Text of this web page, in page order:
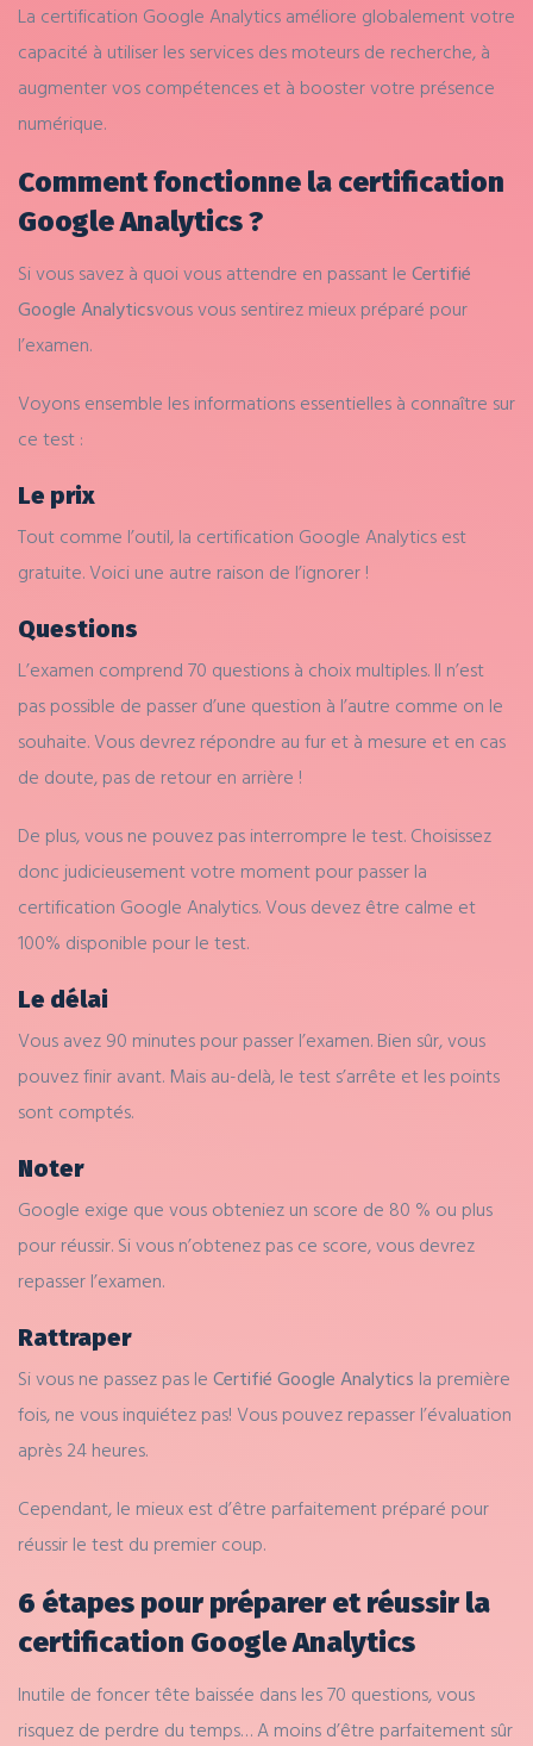
La certification Google Analytics améliore globalement votre
capacité à utiliser les services des moteurs de recherche, à
augmenter vos compétences et à booster votre présence
numérique.
Comment fonctionne la certification
Google Analytics ?
Si vous savez à quoi vous attendre en passant le Certifié
Google Analyticsvous vous sentirez mieux préparé pour
l’examen.
Voyons ensemble les informations essentielles à connaître sur
ce test :
Le prix
Tout comme l’outil, la certification Google Analytics est
gratuite. Voici une autre raison de l’ignorer !
Questions
L’examen comprend 70 questions à choix multiples. Il n’est
pas possible de passer d’une question à l’autre comme on le
souhaite. Vous devrez répondre au fur et à mesure et en cas
de doute, pas de retour en arrière !
De plus, vous ne pouvez pas interrompre le test. Choisissez
donc judicieusement votre moment pour passer la
certification Google Analytics. Vous devez être calme et
100% disponible pour le test.
Le délai
Vous avez 90 minutes pour passer l’examen. Bien sûr, vous
pouvez finir avant. Mais au-delà, le test s’arrête et les points
sont comptés.
Noter
Google exige que vous obteniez un score de 80 % ou plus
pour réussir. Si vous n’obtenez pas ce score, vous devrez
repasser l’examen.
Rattraper
Si vous ne passez pas le Certifié Google Analytics la première
fois, ne vous inquiétez pas! Vous pouvez repasser l’évaluation
après 24 heures.
Cependant, le mieux est d’être parfaitement préparé pour
réussir le test du premier coup.
6 étapes pour préparer et réussir la
certification Google Analytics
Inutile de foncer tête baissée dans les 70 questions, vous
risquez de perdre du temps… A moins d’être parfaitement sûr